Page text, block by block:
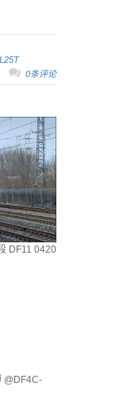
0条评论
DF11 0420
@DF4C-